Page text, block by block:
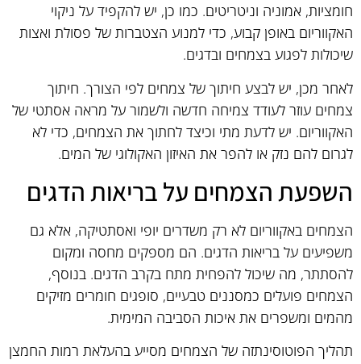
חומציות, אמוניה וניטריטים. כמו כן, יש להקפיד על ניקוי
האקווריום באופן קבוע, כדי למנוע הצטברות של פסולת ואצות
שיכולות לפגוע בצמחים ובדגים.
לאחר מכן, יש לבצע חיתוך של צמחים לפי הצורך. חיתוך
צמחים עוזר לעודד צמיחה חדשה ולשמור על מראה אסתטי של
האקווריום. יש לדעת מתי וכיצד לחתוך את הצמחים, כדי לא
לגרום להם נזק או להפר את האיזון האקולוגי של המים.
השפעת הצמחים על בריאות הדגים
הצמחים באקווריום לא רק משדרים יופי ואסתטיקה, אלא גם
משפיעים על בריאות הדגים. הם מספקים מחסה ומקום
להסתתר, מה שיכול להפחית מתח בקרב הדגים. בנוסף,
הצמחים פועלים כמסננים טבעיים, סופגים חומרים מזיקים
מהמים ומשפרים את איכות הסביבה המימית.
תהליך הפוטוסינתזה של הצמחים מסייע בהעלאת רמות החמצן